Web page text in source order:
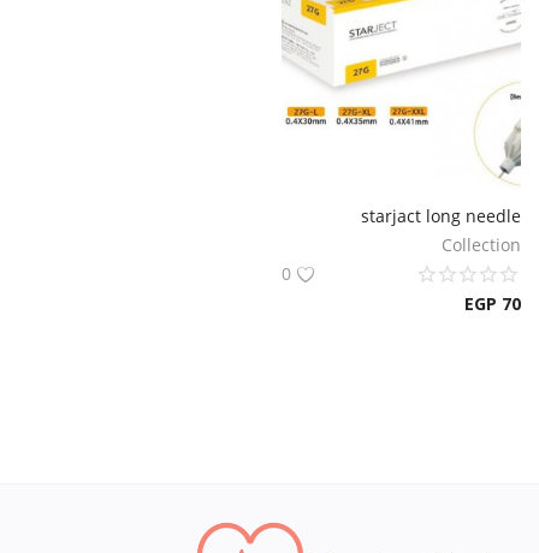
تسجيل
لغة
English
starjact long needle
Collection
0
70
EGP